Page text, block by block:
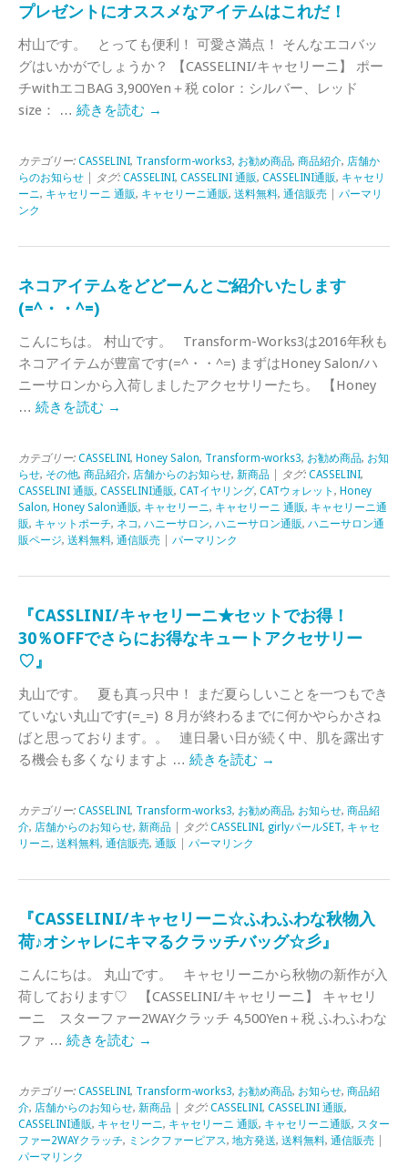
プレゼントにオススメなアイテムはこれだ！
村山です。 とっても便利！ 可愛さ満点！ そんなエコバッ
グはいかがでしょうか？ 【CASSELINI/キャセリーニ】 ポー
チwithエコBAG 3,900Yen＋税 color：シルバー、レッド
size： … 続きを読む →
カテゴリー: CASSELINI, Transform-works3, お勧め商品, 商品紹介, 店舗か
らのお知らせ | タグ: CASSELINI, CASSELINI 通販, CASSELINI通販, キャセリ
ーニ, キャセリーニ 通販, キャセリーニ通販, 送料無料, 通信販売
パーマリ
ンク
ネコアイテムをどどーんとご紹介いたします
(=^・・^=)
こんにちは。 村山です。 Transform-Works3は2016年秋も
ネコアイテムが豊富です(=^・・^=) まずはHoney Salon/ハ
ニーサロンから入荷しましたアクセサリーたち。 【Honey
… 続きを読む →
カテゴリー: CASSELINI, Honey Salon, Transform-works3, お勧め商品, お知
らせ, その他, 商品紹介, 店舗からのお知らせ, 新商品 | タグ: CASSELINI,
CASSELINI 通販, CASSELINI通販, CATイヤリング, CATウォレット , Honey
Salon, Honey Salon通販, キャセリーニ, キャセリーニ 通販, キャセリーニ通
販, キャットポーチ, ネコ, ハニーサロン, ハニーサロン通販, ハニーサロン通
販ページ, 送料無料, 通信販売 パーマリンク
『CASSLINI/キャセリーニ★セットでお得！
30％OFFでさらにお得なキュートアクセサリー
♡』
丸山です。 夏も真っ只中！ まだ夏らしいことを一つもでき
ていない丸山です(=_=) ８月が終わるまでに何かやらかさね
ばと思っております。。 連日暑い日が続く中、肌を露出す
る機会も多くなりますよ … 続きを読む →
カテゴリー: CASSELINI, Transform-works3, お勧め商品, お知らせ, 商品紹
介, 店舗からのお知らせ, 新商品 | タグ: CASSELINI, girlyパールSET, キャセ
リーニ, 送料無料, 通信販売, 通販 パーマリンク
『CASSELINI/キャセリーニ☆ふわふわな秋物入
荷♪オシャレにキマるクラッチバッグ☆彡』
こんにちは。 丸山です。 キャセリーニから秋物の新作が入
荷しております♡ 【CASSELINI/キャセリーニ】 キャセリ
ーニ スターファー2WAYクラッチ 4,500Yen＋税 ふわふわな
ファ … 続きを読む →
カテゴリー: CASSELINI, Transform-works3, お勧め商品, お知らせ, 商品紹
介, 店舗からのお知らせ, 新商品 | タグ: CASSELINI, CASSELINI 通販,
CASSELINI通販, キャセリーニ, キャセリーニ 通販, キャセリーニ通販, スター
ファー2WAYクラッチ, ミンクファーピアス, 地方発送, 送料無料, 通信販売
パーマリンク